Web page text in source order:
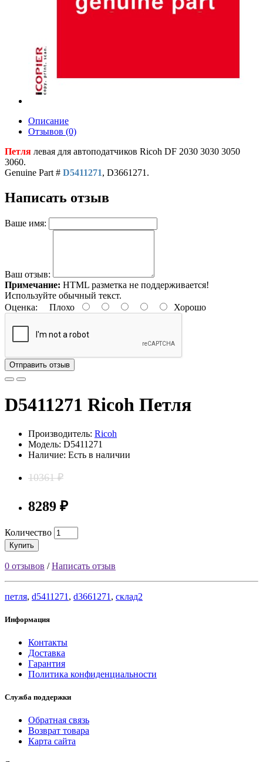
Описание
Отзывов (0)
Петля левая для автоподатчиков Ricoh DF 2030 3030 3050
3060.
Genuine Part # D5411271, D3661271.
Написать отзыв
Ваше имя:
Ваш отзыв:
Примечание: HTML разметка не поддерживается!
Используйте обычный текст.
Оценка: Плохо Хорошо
Отправить отзыв
D5411271 Ricoh Петля
Производитель: Ricoh
Модель: D5411271
Наличие: Есть в наличии
10361 ₽
8289 ₽
Количество
Купить
0 отзывов /Написать отзыв
петля, d5411271 , d3661271 , склад2
Информация
Контакты
Доставка
Гарантия
Политика конфиденциальности
Служба поддержки
Обратная связь
Возврат товара
Карта сайта